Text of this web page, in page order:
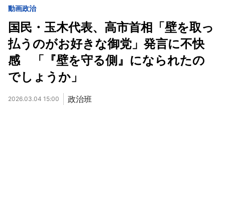
動画政治
国民・玉木代表、高市首相「壁を取っ
払うのがお好きな御党」発言に不快
感 「『壁を守る側』になられたの
でしょうか」
2026.03.04 15:00 政治班